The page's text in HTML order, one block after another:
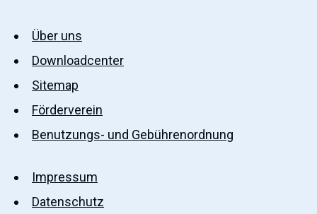
Über uns
Downloadcenter
Sitemap
Förderverein
Benutzungs- und Gebührenordnung
Impressum
Datenschutz